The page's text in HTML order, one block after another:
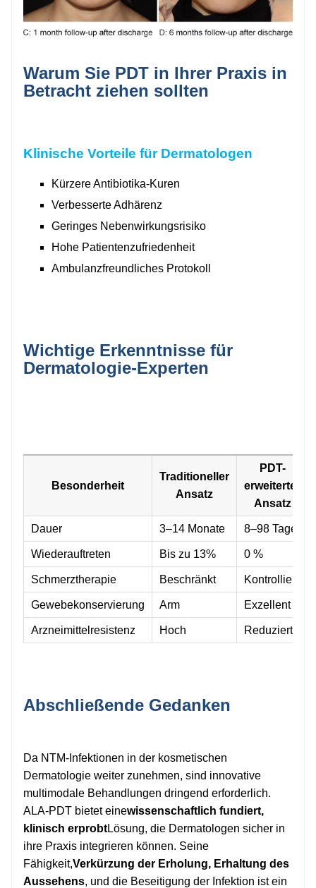
Warum Sie PDT in Ihrer Praxis in
Betracht ziehen sollten
Klinische Vorteile für Dermatologen
Kürzere Antibiotika-Kuren
Verbesserte Adhärenz
Geringes Nebenwirkungsrisiko
Hohe Patientenzufriedenheit
Ambulanzfreundliches Protokoll
Wichtige Erkenntnisse für
Dermatologie-Experten
Besonderheit
Traditioneller
Ansatz
PDT-
erweiterter
Ansatz
Dauer 3–14 Monate 8–98 Tage
Wiederauftreten Bis zu 13% 0 %
Schmerztherapie Beschränkt Kontrolliert
Gewebekonservierung Arm Exzellent
Arzneimittelresistenz Hoch Reduziert
Abschließende Gedanken
Da NTM-Infektionen in der kosmetischen
Dermatologie weiter zunehmen, sind innovative
multimodale Behandlungen dringend erforderlich.
ALA-PDT bietet einewissenschaftlich fundiert,
klinisch erprobtLösung, die Dermatologen sicher in
ihre Praxis integrieren können. Seine
Fähigkeit,Verkürzung der Erholung, Erhaltung des
Aussehens, und die Beseitigung der Infektion ist ein